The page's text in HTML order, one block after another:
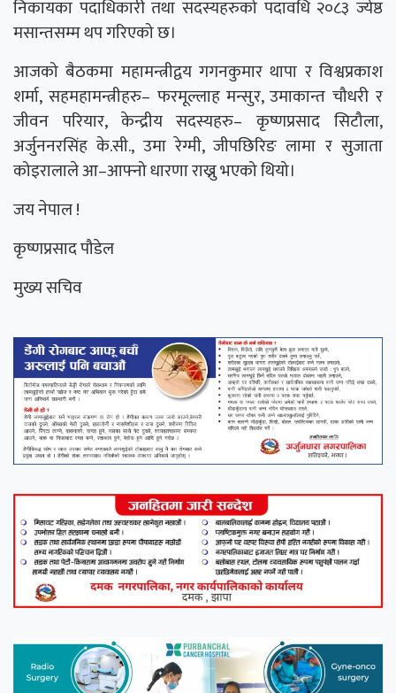
निकायका पदाधिकारी तथा सदस्यहरुको पदावधि २०८३ ज्येष्ठ
मसान्तसम्म थप गरिएको छ।
आजको बैठकमा महामन्त्रीद्वय गगनकुमार थापा र विश्वप्रकाश
शर्मा, सहमहामन्त्रीहरु– फरमूल्लाह मन्सुर, उमाकान्त चौधरी र
जीवन परियार, केन्द्रीय सदस्यहरु– कृष्णप्रसाद सिटौला,
अर्जुननरसिंह के.सी., उमा रेग्मी, जीपछिरिङ लामा र सुजाता
कोइरालाले आ–आफ्नो धारणा राख्नु भएको थियो।
जय नेपाल !
कृष्णप्रसाद पौडेल
मुख्य सचिव